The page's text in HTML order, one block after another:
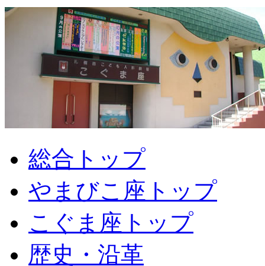
総合トップ
やまびこ座トップ
こぐま座トップ
歴史・沿革